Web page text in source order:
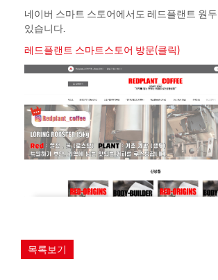
네이버 스마트 스토어에서도 레드플랜트 원
있습니다.
레드플랜트 스마트스토어 방문(클릭)
목록보기